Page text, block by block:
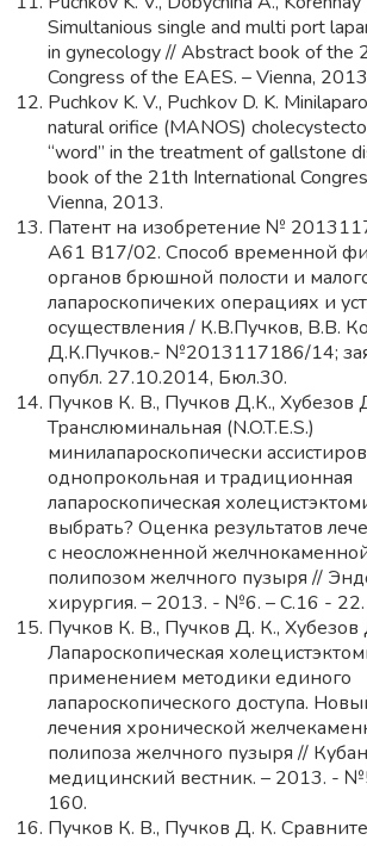
Simultanious single and multi port
in gynecology // Abstract book of the
Congress of the EAES. – Vienna,
Puchkov K. V., Puchkov D. K.
natural orifice (MANOS)
“word” in the treatment of gallstone
book of the 21th International
Vienna, 2013.
Патент на изобретение №
А61 В17/02. Способ временной
органов брюшной полости и
лапароскопичеких операциях и
осуществления / К.В.Пучков, В.В.
Д.К.Пучков.- №2013117186/14;
опубл. 27.10.2014, Бюл.30.
Пучков К. В., Пучков Д.К., Хубезов
Транслюминальная (N.O.T.E.S.)
минилапароскопически
однопрокольная и традиционная
лапароскопическая
выбрать? Оценка результатов
с неосложненной
полипозом желчного пузыря //
хирургия. – 2013. - №6. – С.16 - 22.
Пучков К. В., Пучков Д. К.,
Лапароскопическая
применением методики единого
лапароскопического доступа.
лечения хронической
полипоза желчного пузыря //
медицинский вестник. – 2013. -
160.
Пучков К. В., Пучков Д. К.